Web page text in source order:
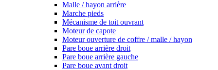
Malle / hayon arrière
Marche pieds
Mécanisme de toit ouvrant
Moteur de capote
Moteur ouverture de coffre / malle / hayon
Pare boue arrière droit
Pare boue arrière gauche
Pare boue avant droit